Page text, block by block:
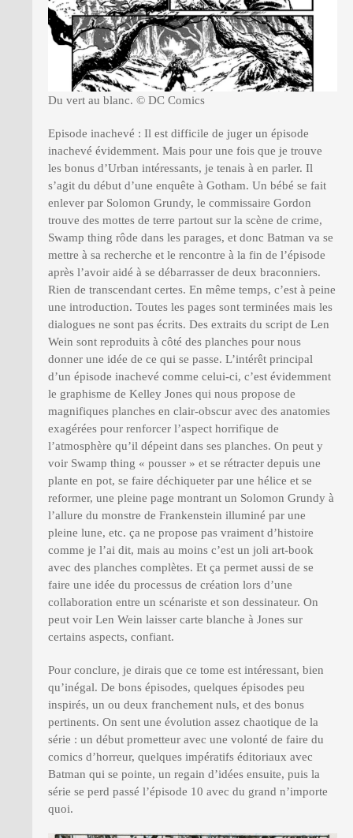
Du vert au blanc. © DC Comics
Episode inachevé : Il est difficile de juger un épisode
inachevé évidemment. Mais pour une fois que je trouve
les bonus d’Urban intéressants, je tenais à en parler. Il
s’agit du début d’une enquête à Gotham. Un bébé se fait
enlever par Solomon Grundy, le commissaire Gordon
trouve des mottes de terre partout sur la scène de crime,
Swamp thing rôde dans les parages, et donc Batman va se
mettre à sa recherche et le rencontre à la fin de l’épisode
après l’avoir aidé à se débarrasser de deux braconniers.
Rien de transcendant certes. En même temps, c’est à peine
une introduction. Toutes les pages sont terminées mais les
dialogues ne sont pas écrits. Des extraits du script de Len
Wein sont reproduits à côté des planches pour nous
donner une idée de ce qui se passe. L’intérêt principal
d’un épisode inachevé comme celui-ci, c’est évidemment
le graphisme de Kelley Jones qui nous propose de
magnifiques planches en clair-obscur avec des anatomies
exagérées pour renforcer l’aspect horrifique de
l’atmosphère qu’il dépeint dans ses planches. On peut y
voir Swamp thing « pousser » et se rétracter depuis une
plante en pot, se faire déchiqueter par une hélice et se
reformer, une pleine page montrant un Solomon Grundy à
l’allure du monstre de Frankenstein illuminé par une
pleine lune, etc. ça ne propose pas vraiment d’histoire
comme je l’ai dit, mais au moins c’est un joli art-book
avec des planches complètes. Et ça permet aussi de se
faire une idée du processus de création lors d’une
collaboration entre un scénariste et son dessinateur. On
peut voir Len Wein laisser carte blanche à Jones sur
certains aspects, confiant.
Pour conclure, je dirais que ce tome est intéressant, bien
qu’inégal. De bons épisodes, quelques épisodes peu
inspirés, un ou deux franchement nuls, et des bonus
pertinents. On sent une évolution assez chaotique de la
série : un début prometteur avec une volonté de faire du
comics d’horreur, quelques impératifs éditoriaux avec
Batman qui se pointe, un regain d’idées ensuite, puis la
série se perd passé l’épisode 10 avec du grand n’importe
quoi.